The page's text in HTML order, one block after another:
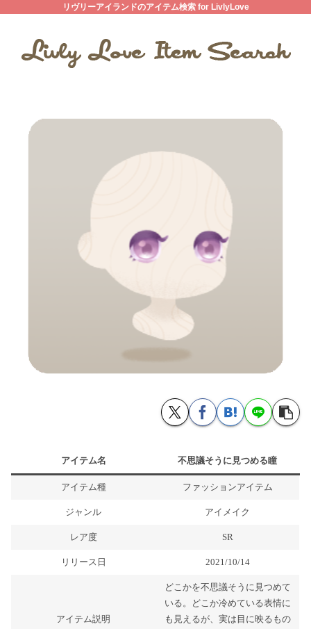
リヴリーアイランドのアイテム検索 for LivlyLove
アイテム名 不思議そうに見つめる瞳
アイテム種 ファッションアイテム
ジャンル アイメイク
レア度 SR
リリース日 2021/10/14
アイテム説明
どこかを不思議そうに見つめて
いる。どこか冷めている表情に
も見えるが、実は目に映るもの